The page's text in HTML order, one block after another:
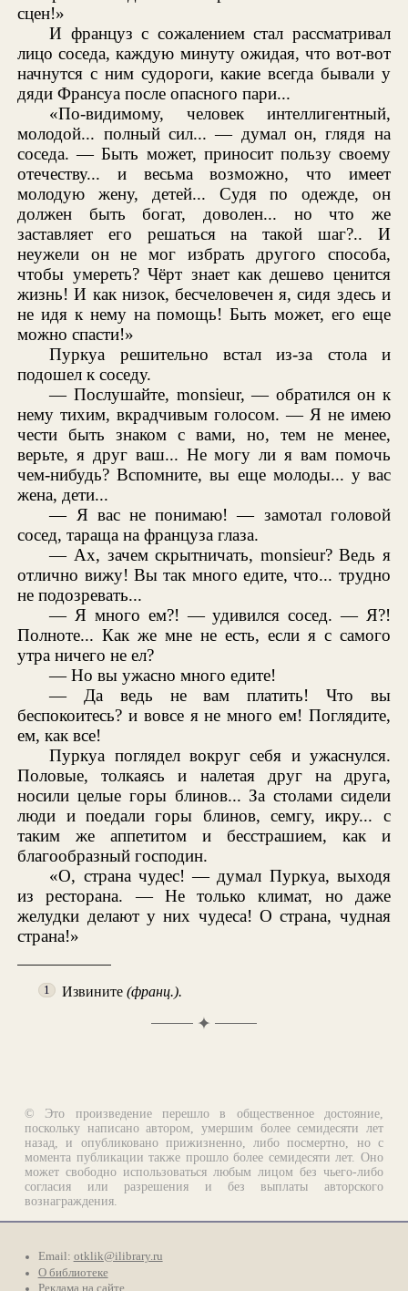
сцен!»
И француз с сожалением стал рассматривал
лицо соседа, каждую минуту ожидая, что вот-вот
начнутся с ним судороги, какие всегда бывали у
дяди Франсуа после опасного пари...
«По-видимому, человек интеллигентный,
молодой... полный сил... — думал он, глядя на
соседа. — Быть может, приносит пользу своему
отечеству... и весьма возможно, что имеет
молодую жену, детей... Судя по одежде, он
должен быть богат, доволен... но что же
заставляет его решаться на такой шаг?.. И
неужели он не мог избрать другого способа,
чтобы умереть? Чёрт знает как дешево ценится
жизнь! И как низок, бесчеловечен я, сидя здесь и
не идя к нему на помощь! Быть может, его еще
можно спасти!»
Пуркуа решительно встал из-за стола и
подошел к соседу.
— Послушайте, monsieur, — обратился он к
нему тихим, вкрадчивым голосом. — Я не имею
чести быть знаком с вами, но, тем не менее,
верьте, я друг ваш... Не могу ли я вам помочь
чем-нибудь? Вспомните, вы еще молоды... у вас
жена, дети...
— Я вас не понимаю! — замотал головой
сосед, тараща на француза глаза.
— Ах, зачем скрытничать, monsieur? Ведь я
отлично вижу! Вы так много едите, что... трудно
не подозревать...
— Я много ем?! — удивился сосед. — Я?!
Полноте... Как же мне не есть, если я с самого
утра ничего не ел?
— Но вы ужасно много едите!
— Да ведь не вам платить! Что вы
беспокоитесь? и вовсе я не много ем! Поглядите,
ем, как все!
Пуркуа поглядел вокруг себя и ужаснулся.
Половые, толкаясь и налетая друг на друга,
носили целые горы блинов... За столами сидели
люди и поедали горы блинов, семгу, икру... с
таким же аппетитом и бесстрашием, как и
благообразный господин.
«О, страна чудес! — думал Пуркуа, выходя
из ресторана. — Не только климат, но даже
желудки делают у них чудеса! О страна, чудная
страна!»
1 Извините(франц.).
✦
© Это произведение перешло в общественное достояние,
поскольку написано автором, умершим более семидесяти лет
назад, и опубликовано прижизненно, либо посмертно, но с
момента публикации также прошло более семидесяти лет. Оно
может свободно использоваться любым лицом без чьего-либо
согласия или разрешения и без выплаты авторского
вознаграждения.
Email: otklik@ilibrary.ru
О библиотеке